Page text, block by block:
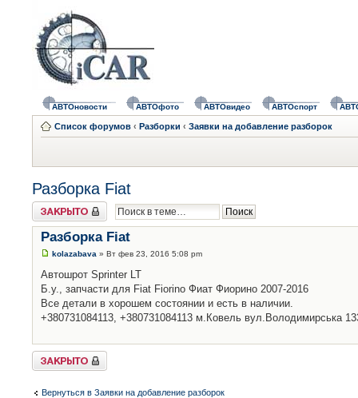
АВТОновости АВТОфото АВТОвидео АВТОспорт
Список форумов ‹ Разборки ‹ Заявки на добавление разборок
Разборка Fiat
Закрыто
Разборка Fiat
kolazabava » Вт фев 23, 2016 5:08 pm
Автошрот Sprinter LT
Б.у., запчасти для Fiat Fiorino Фиат Фиорино 2007-2016
Все детали в хорошем состоянии и есть в наличии.
+380731084113, +380731084113 м.Ковель вул.Володимирська
Закрыто
Вернуться в Заявки на добавление разборок